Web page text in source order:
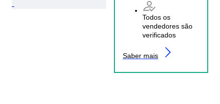
Todos os
vendedores são
verificados
Saber mais